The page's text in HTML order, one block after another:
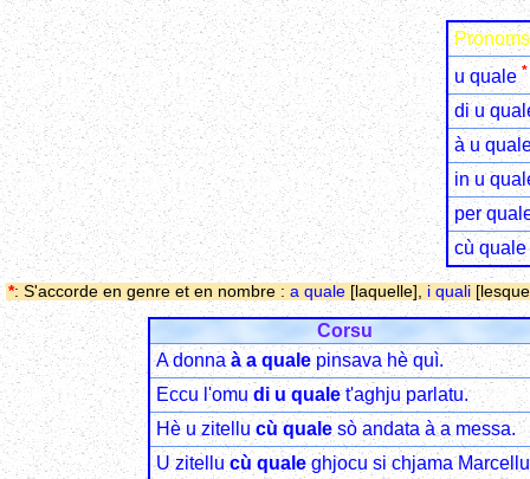
u quale *
di u
à u
in u
per
cù quale
*: S'accorde en genre et en nombre : a quale [laquelle], i quali
Corsu
A donna à a qualepinsava hè quì.
Eccu l'omudi u qualet'aghju parlatu.
Hè u zitellucù qualesò andata à a messa.
U zitellucù qualeghjocu si chjama